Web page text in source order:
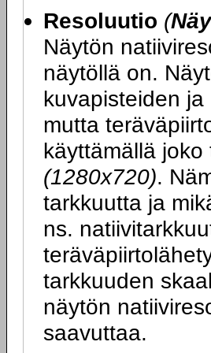
Resoluutio (
Näytön
näytöllä on.
kuvapisteiden
mutta
käyttämällä joko
(1280x720).
tarkkuutta ja
ns.
tarkkuuden
näytön
saavuttaa.